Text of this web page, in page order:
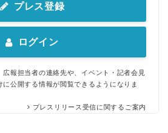
プレス登録
ログイン
広報担当者の連絡先や、イベント・記者会見
公開する情報が閲覧できるようになりま
プレスリリース受信に関するご案内